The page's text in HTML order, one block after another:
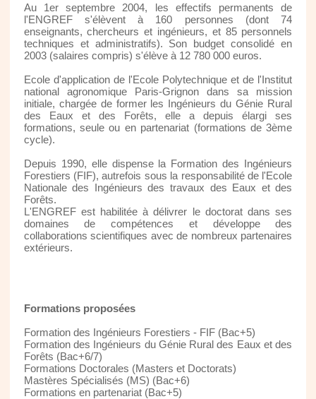
Au 1er septembre 2004, les effectifs permanents de
l'ENGREF s'élèvent à 160 personnes (dont 74
enseignants, chercheurs et ingénieurs, et 85 personnels
techniques et administratifs). Son budget consolidé en
2003 (salaires compris) s'élève à 12 780 000 euros.
Ecole d'application de l'Ecole Polytechnique et de l'Institut
national agronomique Paris-Grignon dans sa mission
initiale, chargée de former les Ingénieurs du Génie Rural
des Eaux et des Forêts, elle a depuis élargi ses
formations, seule ou en partenariat (formations de 3ème
cycle).
Depuis 1990, elle dispense la Formation des Ingénieurs
Forestiers (FIF), autrefois sous la responsabilité de l'Ecole
Nationale des Ingénieurs des travaux des Eaux et des
Forêts.
L'ENGREF est habilitée à délivrer le doctorat dans ses
domaines de compétences et développe des
collaborations scientifiques avec de nombreux partenaires
extérieurs.
Formations proposées
Formation des Ingénieurs Forestiers - FIF (Bac+5)
Formation des Ingénieurs du Génie Rural des Eaux et des
Forêts (Bac+6/7)
Formations Doctorales (Masters et Doctorats)
Mastères Spécialisés (MS) (Bac+6)
Formations en partenariat (Bac+5)